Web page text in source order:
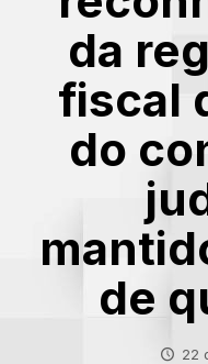
da
fiscal
do
de
22